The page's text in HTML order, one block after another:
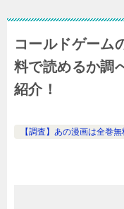
コールドゲーム
料で読めるか調
紹介！
【調査】あの漫画は全巻無